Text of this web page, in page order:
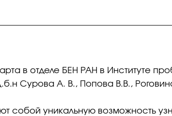
в отделе БЕН РАН в Институте
Сурова А. В., Попова В.В.,
собой уникальную возможность